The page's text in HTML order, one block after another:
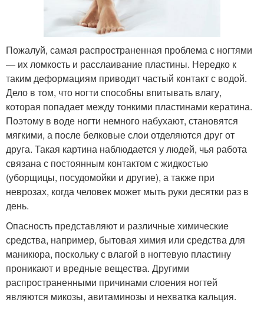
Пожалуй, самая распространенная проблема с ногтями
— их ломкость и расслаивание пластины. Нередко к
таким деформациям приводит частый контакт с водой.
Дело в том, что ногти способны впитывать влагу,
которая попадает между тонкими пластинами кератина.
Поэтому в воде ногти немного набухают, становятся
мягкими, а после белковые слои отделяются друг от
друга. Такая картина наблюдается у людей, чья работа
связана с постоянным контактом с жидкостью
(уборщицы, посудомойки и другие), а также при
неврозах, когда человек может мыть руки десятки раз в
день.
Опасность представляют и различные химические
средства, например, бытовая химия или средства для
маникюра, поскольку с влагой в ногтевую пластину
проникают и вредные вещества. Другими
распространенными причинами слоения ногтей
являются микозы, авитаминозы и нехватка кальция.